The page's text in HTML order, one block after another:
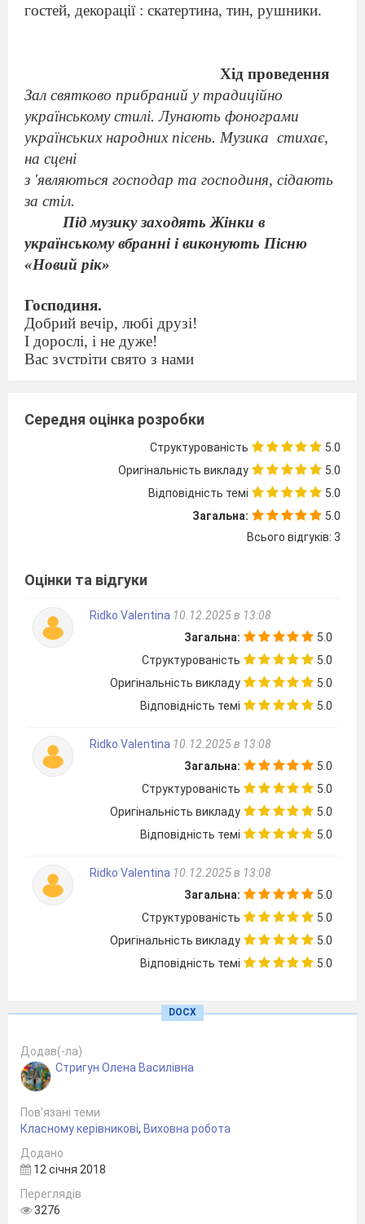
гостей, декорації : скатертина, тин, рушники.
Хід проведення
Зал святково прибраний у традиційно
українському стилі. Лунають фонограми
українських народних пісень. Музика стихає,
на сцені
з 'являються господар та господиня, сідають
за стіл.
Під музику заходять Жінки в
українському вбранні і виконують Пісню
«Новий рік»
Господиня.
Добрий вечір, любі друзі!
І дорослі, і не дуже!
Вас зустріти свято з нами
Будемо пісні співати,
Розважатись, танцювати!
Ви прийшли усі до нас —
стріти час.
. Подивись-но, що це на столі
Господар. Телеграма:
Вам недовго вже чекати,
Поспіша
ємона свято.
Веселіться, виглядайте,
Подарунки зустрічайте!
Дід Мороз, Снігуронька.
Ой як добре! Дід Мороз і
Снігуронька вже поспішають на свято!
Господар.Щось добреньке з’їсти хочу,
Тільки що, не знаю сам.
Господиня.
Голови б ти не морочив
Що зварила – те й подам.
Вареники, борщ і каша,
В животі від них бурчить.
Вередливий став ти, діду.
Господар. Знаю, бабо, ти не сердься,
Я, мабуть би, з’їв оце…
Коровай із борошенця,
А туди б ще вбить яйце.
Отже, клятий!
Хоч бери, тікай із хати!
(Баба виходить із хати. Дід говорить їй
Господар.
(До зали
Баба в мене – молодець!
Але гріх самому їсти
Середня оцінка розробки
Структурованість
5.0
Оригінальність викладу
5.0
Відповідність темі
5.0
Загальна:
5.0
Всього відгуків: 3
Оцінки та відгуки
Ridko Valentina 10.12.2025 в 13:08
Загальна:
5.0
Структурованість
5.0
Оригінальність викладу
5.0
Відповідність темі
5.0
Ridko Valentina 10.12.2025 в 13:08
Загальна:
5.0
Структурованість
5.0
Оригінальність викладу
5.0
Відповідність темі
5.0
Ridko Valentina 10.12.2025 в 13:08
Загальна:
5.0
Структурованість
5.0
Оригінальність викладу
5.0
Відповідність темі
5.0
DOCX
Додав(-ла)
Стригун Олена Василівна
Пов’язані теми
Класному керівникові, Виховна робота
Додано
12 січня 2018
Переглядів
3276